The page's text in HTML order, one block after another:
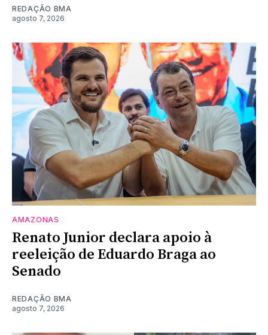
REDAÇÃO BMA
agosto 7, 2026
AMAZONAS
Renato Junior declara apoio à
reeleição de Eduardo Braga ao
Senado
REDAÇÃO BMA
agosto 7, 2026